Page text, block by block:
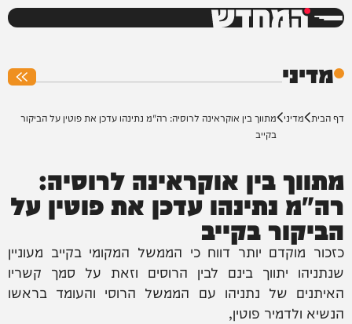
המחדש
מדיני
דף הבית מדיני מתווך בין אוקראינה לרוסיה: רה"מ נתינהו עדכן את פוטין על הביקור
בקייב
מתווך בין אוקראינה לרוסיה:
רה"מ נתינהו עדכן את פוטין על
הביקור בקייב
כזכור מוקדם יותר דווח כי הממשל המקומי בקייב מעוניין
שנתניהו יתווך בינם לבין הרוסים וזאת על סמך קשריו
האיתנים של נתניהו עם הממשל הרוסי והעומד בראשו
הנשיא ולדמיר פוטין,